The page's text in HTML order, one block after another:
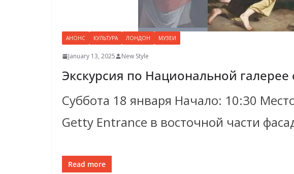
АНОНС КУЛЬТУРА ЛОНДОН МУЗЕИ
January 13, 2025 New Style
Экскурсия по Национальной
Суббота 18 января Начало: 10:30
Getty Entrance в восточной части
Read more